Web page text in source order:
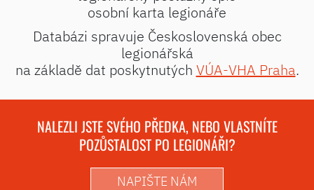
osobní karta legionáře
Databázi spravuje Československá obec
legionářská
na základě dat poskytnutých VÚA-VHA Praha.
NALEZLI JSTE SVÉHO PŘEDKA, NEBO VLASTNÍTE
POZŮSTALOST PO LEGIONÁŘI?
NAPIŠTE NÁM